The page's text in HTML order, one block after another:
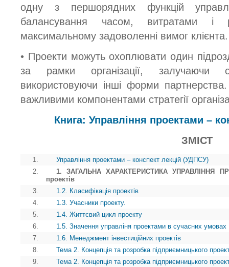
одну з першорядних функцій
балансування часом, витратами і
максимальному задоволенні вимог клієнта.
• Проекти можуть охоплювати один
за рамки організації, залучаючи
використовуючи інші форми
важливими компонентами стратегії
Книга: Управління проектами –
ЗМІСТ
1.
Управління проектами – конспект лекцій (УДПСУ)
2.
1. ЗАГАЛЬНА ХАРАКТЕРИСТИКА УПРАВЛІННЯ
проектів
3.
1.2. Класифікація проектів
4.
1.3. Учасники проекту.
5.
1.4. Життєвий цикл проекту
6.
1.5. Значення управліня проектами в сучасних умовах
7.
1.6. Менеджмент інвестиційних проектів
8.
Тема 2. Концепція та розробка підприємницького
9.
Тема 2. Концепція та розробка підприємницького